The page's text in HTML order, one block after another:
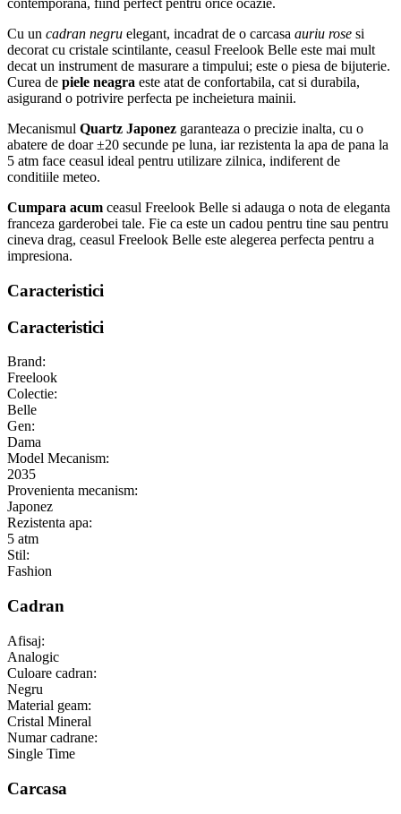
contemporana, fiind perfect pentru orice ocazie.
Cu un cadran negru elegant, incadrat de o carcasa auriu rose si
decorat cu cristale scintilante, ceasul Freelook Belle este mai mult
decat un instrument de masurare a timpului; este o piesa de bijuterie.
Curea de piele neagra este atat de confortabila, cat si durabila,
asigurand o potrivire perfecta pe incheietura mainii.
Mecanismul Quartz Japonez garanteaza o precizie inalta, cu o
abatere de doar ±20 secunde pe luna, iar rezistenta la apa de pana la
5 atm face ceasul ideal pentru utilizare zilnica, indiferent de
conditiile meteo.
Cumpara acum ceasul Freelook Belle si adauga o nota de eleganta
franceza garderobei tale. Fie ca este un cadou pentru tine sau pentru
cineva drag, ceasul Freelook Belle este alegerea perfecta pentru a
impresiona.
Caracteristici
Caracteristici
Brand:
Freelook
Colectie:
Belle
Gen:
Dama
Model Mecanism:
2035
Provenienta mecanism:
Japonez
Rezistenta apa:
5 atm
Stil:
Fashion
Cadran
Afisaj:
Analogic
Culoare cadran:
Negru
Material geam:
Cristal Mineral
Numar cadrane:
Single Time
Carcasa